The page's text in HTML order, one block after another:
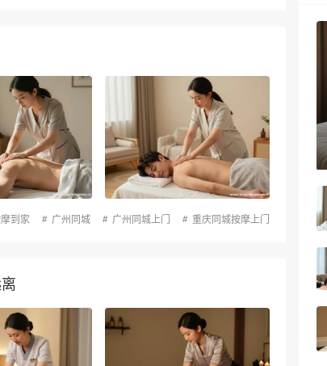
到家 广州同城 广州同城上门 重庆同城按摩上门